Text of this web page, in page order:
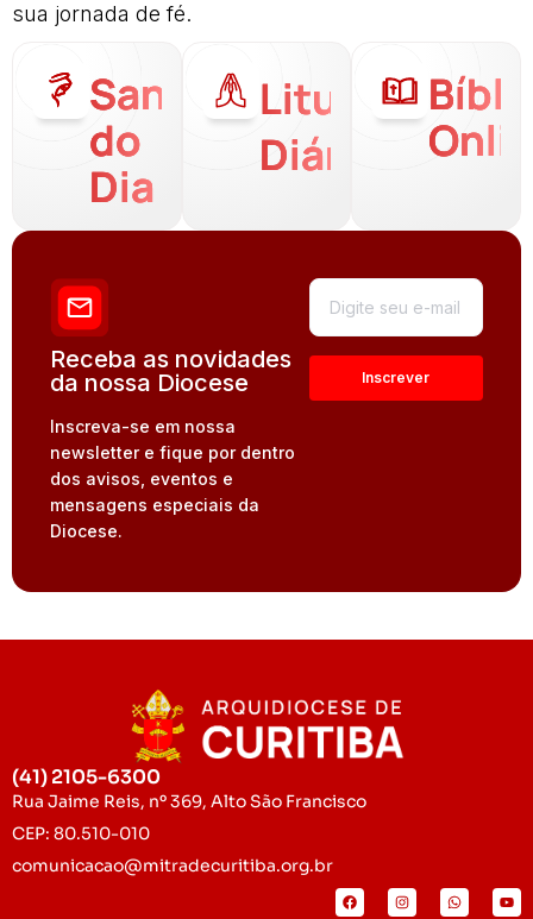
sua jornada de fé.
Santo
do
Dia
Liturgia
Diária
Receba as novidades
da nossa Diocese
Inscreva-se em nossa
newsletter e fique por dentro
dos avisos, eventos e
mensagens especiais da
Diocese.
(41) 2105-6300
Rua Jaime Reis, nº 369, Alto São Francisco
CEP: 80.510-010
comunicacao@mitradecuritiba.org.br